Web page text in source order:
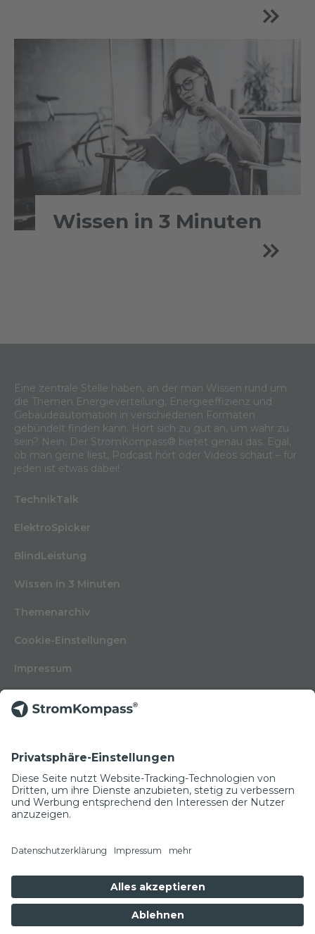
NEWSLETTER
Wissen in 3 Minuten
Eine zentrale Stelle haben, an der man Wissen rund um
die Themen Energieverteilung, Energieeffizienz und
Gebäudeautomation in verschiedenen Formaten
gebündelt finden kann. Hört sich zu gut an, um wahr zu
sein? Nein. Der StromKompass® bietet genau das. Egal,
ob man gerne liest, Podcast hört oder Videos schaut – für
jeden ist etwas dabei!
TechnikTalk
ElektroSpicker
BlindLeistung
Wissen in 3 Minuten
Themenarchiv
Cookie-Einstellungen
Impressum
Kontakt
Glossar